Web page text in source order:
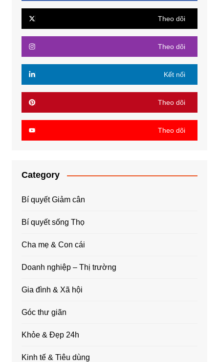
Theo dõi
Theo dõi
Kết nối
Theo dõi
Theo dõi
Category
Bí quyết Giảm cân
Bí quyết sống Thọ
Cha mẹ & Con cái
Doanh nghiệp – Thị trường
Gia đình & Xã hội
Góc thư giãn
Khỏe & Đẹp 24h
Kinh tế & Tiêu dùng